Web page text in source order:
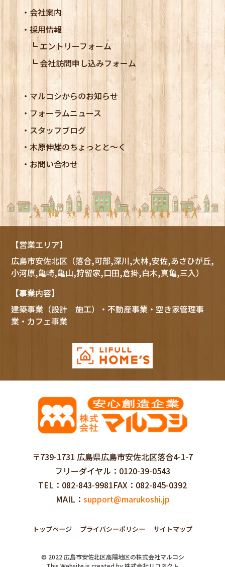
会社案内
採用情報
エントリーフォーム
会社訪問申し込みフォーム
マルコシからのお知らせ
フォーラムニュース
スタッフブログ
木原伸雄のちょっとと～く
お問い合わせ
【営業エリア】
広島市安佐北区（落合,可部,深川,大林,安佐,あさひが丘,
小河原,亀崎,亀山,狩留家,口田,倉掛,白木,真亀,三入）
【事業内容】
建築事業（設計 施工）・不動産事業・空き家管理事
業・カフェ事業
〒739-1731 広島県広島市安佐北区落合4-1-7
フリーダイヤル
0120-39-0543
TEL
082-843-9981FAX
082-845-0392
MAIL
support@marukoshi.jp
トップページ プライバシーポリシー サイトマップ
© 2022 広島市安佐北区高陽地区の株式会社マルコシ